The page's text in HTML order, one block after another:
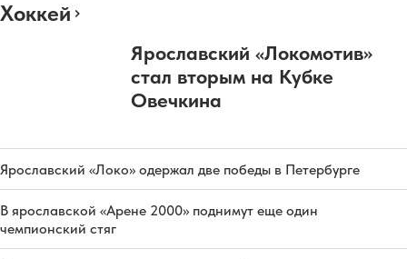
Хоккей
Ярославский «Локомотив»
стал вторым на Кубке
Овечкина
Ярославский «Локо» одержал две победы в Петербурге
В ярославской «Арене 2000» поднимут еще один
чемпионский стяг